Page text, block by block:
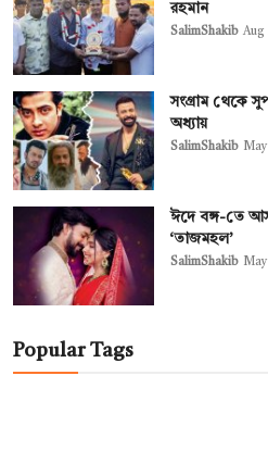
রহমান
SalimShakib Aug
সংগ্রাম থেকে
অধ্যায়
SalimShakib
ঈদে বঙ্গ-তে
‘তাজমহল’
SalimShakib May
Popular Tags